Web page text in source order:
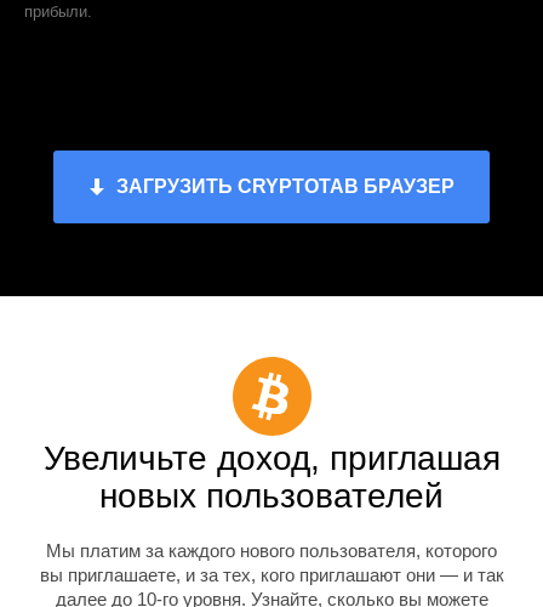
прибыли.
ЗАГРУЗИТЬ CRYPTOTAB БРАУЗЕР
Увеличьте доход, приглашая
новых пользователей
Мы платим за каждого нового пользователя, которого
вы приглашаете, и за тех, кого приглашают они — и так
далее до 10-го уровня. Узнайте, сколько вы можете